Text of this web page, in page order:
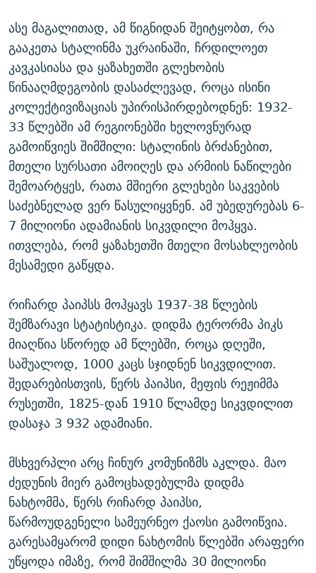
ასე მაგალითად, ამ წიგნიდან შეიტყობთ, რა
გააკეთა სტალინმა უკრაინაში, ჩრდილოეთ
კავკასიასა და ყაზახეთში გლეხობის
წინააღმდეგობის დასაძლევად, როცა ისინი
კოლექტივიზაციას უპირისპირდებოდნენ: 1932-
33 წლებში ამ რეგიონებში ხელოვნურად
გამოიწვიეს შიმშილი: სტალინის ბრძანებით,
მთელი სურსათი ამოიღეს და არმიის ნაწილები
შემოარტყეს, რათა მშიერი გლეხები საკვების
საძებნელად ვერ წასულიყვნენ. ამ უბედურებას 6-
7 მილიონი ადამიანის სიკვდილი მოჰყვა.
ითვლება, რომ ყაზახეთში მთელი მოსახლეობის
მესამედი გაწყდა.
რიჩარდ პაიპსს მოჰყავს 1937-38 წლების
შემზარავი სტატისტიკა. დიდმა ტერორმა პიკს
მიაღწია სწორედ ამ წლებში, როცა დღეში,
საშუალოდ, 1000 კაცს სჯიდნენ სიკვდილით.
შედარებისთვის, წერს პაიპსი, მეფის რეჟიმმა
რუსეთში, 1825-დან 1910 წლამდე სიკვდილით
დასაჯა 3 932 ადამიანი.
მსხვერპლი არც ჩინურ კომუნიზმს აკლდა. მაო
ძედუნის მიერ გამოცხადებულმა დიდმა
ნახტომმა, წერს რიჩარდ პაიპსი,
წარმოუდგენელი სამეურნეო ქაოსი გამოიწვია.
გარესამყარომ დიდი ნახტომის წლებში არაფერი
უწყოდა იმაზე, რომ შიმშილმა 30 მილიონი